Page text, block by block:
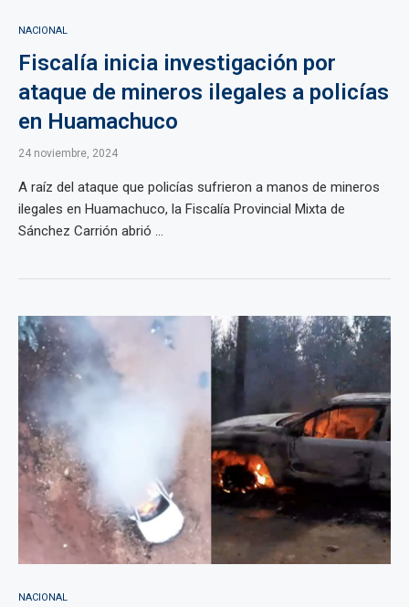
NACIONAL
Fiscalía inicia investigación por
ataque de mineros ilegales a policías
en Huamachuco
24 noviembre, 2024
A raíz del ataque que policías sufrieron a manos de mineros
ilegales en Huamachuco, la Fiscalía Provincial Mixta de
Sánchez Carrión abrió ...
NACIONAL